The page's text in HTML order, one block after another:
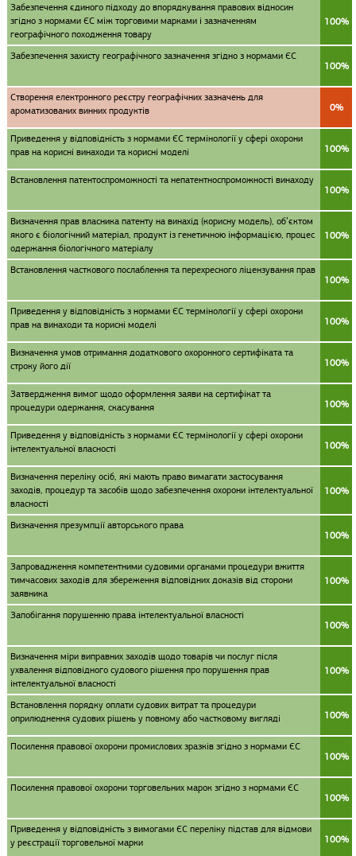
Забезпечення єдиного підходу до впорядкування правових відносин
згідно з нормами ЄС між торговими марками і зазначенням
географічного походження товару
100%
Забезпечення захисту географічного зазначення згідно з нормами ЄС
100%
Створення електронного реєстру географічних зазначень для
ароматизованих винних продуктів
0%
Приведення у відповідність з нормами ЄС термінології у сфері охорони
прав на корисні винаходи та корисні моделі
100%
Встановлення патентоспроможності та непатентноспроможності винаходу
100%
Визначення прав власника патенту на винахід (корисну модель), об’єктом
якого є біологічний матеріал, продукт із генетичною інформацією, процес
одержання біологічного матеріалу
100%
Встановлення часткового послаблення та перехресного ліцензування прав
100%
Приведення у відповідність з нормами ЄС термінології у сфері охорони
прав на винаходи та корисні моделі
100%
Визначення умов отримання додаткового охоронного сертифіката та
строку його дії
100%
Затвердження вимог щодо оформлення заяви на сертифікат та
процедури одержання, скасування
100%
Приведення у відповідність з нормами ЄС термінології у сфері охорони
інтелектуальної власності
100%
Визначення переліку осіб, які мають право вимагати застосування
заходів, процедур та засобів щодо забезпечення охорони інтелектуальної
власності
100%
Визначення презумпції авторського права
100%
Запровадження компетентними судовими органами процедури вжиття
тимчасових заходів для збереження відповідних доказів від сторони
заявника
100%
Запобігання порушенню права інтелектуальної власності
100%
Визначення міри виправних заходів щодо товарів чи послуг після
ухвалення відповідного судового рішення про порушення прав
інтелектуальної власності
100%
Встановлення порядку оплати судових витрат та процедури
оприлюднення судових рішень у повному або частковому вигляді
100%
Посилення правової охорони промислових зразків згідно з нормами ЄС
100%
Посилення правової охорони торговельних марок згідно з нормами ЄС
100%
Приведення у відповідність з вимогами ЄС переліку підстав для відмови
у реєстрації торговельної марки
100%